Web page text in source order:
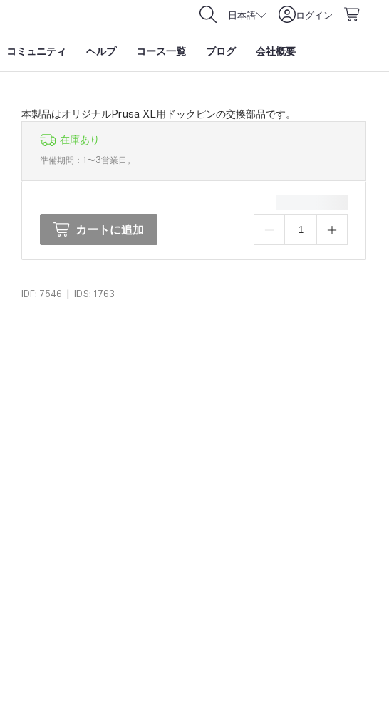
日本語 ログイン
コミュニティ ヘルプ コース一覧 ブログ 会社概要
本製品はオリジナルPrusa XL用ドックピンの交換部品です。
在庫あり
準備期間：1〜3営業日。
カートに追加
IDF: 7546 | IDS: 1763